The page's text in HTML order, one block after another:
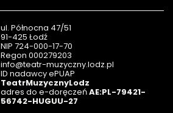
ul. Północna 47/51
91-425 Łodź
NIP 724-000-17-70
Regon 000279203
info@teatr-muzyczny.lodz.pl
ID nadawcy ePUAP
TeatrMuzycznyLodz
adres do e-doręczeńAE:PL-79421-
56742-HUGUU-27